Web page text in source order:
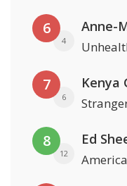
6
4
Anne-
7
6
Kenya
8
12
Ed